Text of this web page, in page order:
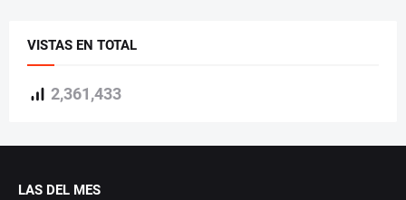
VISTAS EN TOTAL
2,361,433
LAS DEL MES